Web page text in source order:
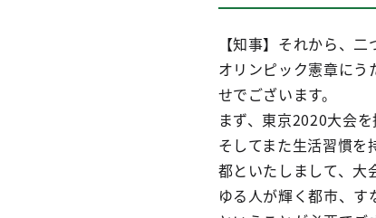
【知事】それから、
オリンピック憲章に
せでございます。
まず、東京2020大会
そしてまた生活習慣を
都といたしまして、大
ゆる人が輝く都市、